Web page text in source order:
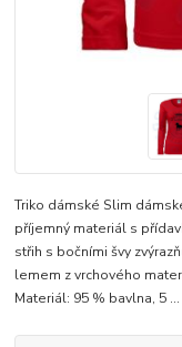
Triko dámské Slim
příjemný materiál s
střih s bočními švy
lemem z vrchového
Materiál: 95 % bavlna, 5 ...